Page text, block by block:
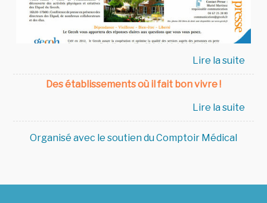
Des établissements où il fait bon vivre !
Organisé avec le soutien du Comptoir Médical